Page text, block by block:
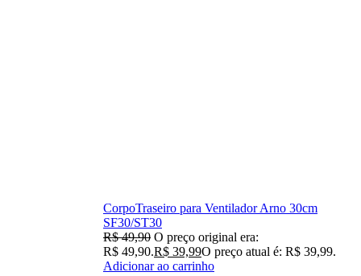
CorpoTraseiro para Ventilador Arno 30cm
SF30/ST30
R$49,90 O preço original era:
R$ 49,90.R$ 39,99O preço atual é: R$ 39,99.
Adicionar ao carrinho